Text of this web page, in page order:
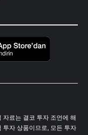
료는 결코 투자 조언에 해
투자 상품이므로, 모든 투자